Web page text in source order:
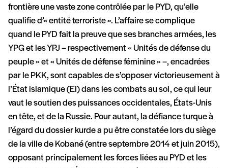
frontière une vaste zone contrôlée par le PYD, qu’elle
qualifie d’« entité terroriste ». L’affaire se complique
quand le PYD fait la preuve que ses branches armées, les
YPG et les YPJ – respectivement « Unités de défense du
peuple » et « Unités de défense féminine » –, encadrées
par le PKK, sont capables de s’opposer victorieusement à
l’État islamique (EI) dans les combats au sol, ce qui leur
vaut le soutien des puissances occidentales, États-Unis
en tête, et de la Russie. Pour autant, la défiance turque à
l’égard du dossier kurde a pu être constatée lors du siège
de la ville de Kobané (entre septembre 2014 et juin 2015),
opposant principalement les forces liées au PYD et les